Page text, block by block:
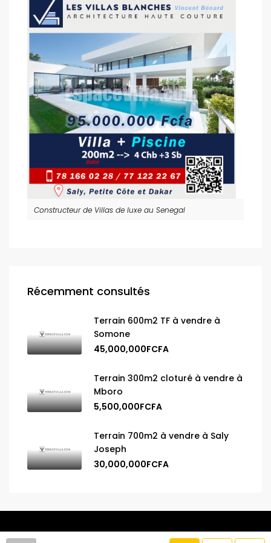
Constructeur de Villas de luxe au Senegal
Récemment consultés
Terrain 600m2 TF à vendre à
Somone
45,000,000FCFA
Terrain 300m2 cloturé à vendre à
Mboro
5,500,000FCFA
Terrain 700m2 à vendre à Saly
Joseph
30,000,000FCFA
© 2025 Espace Villa. Tous droits réservés